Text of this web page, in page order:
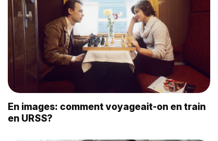
En images: comment voyageait-on en train
en URSS?